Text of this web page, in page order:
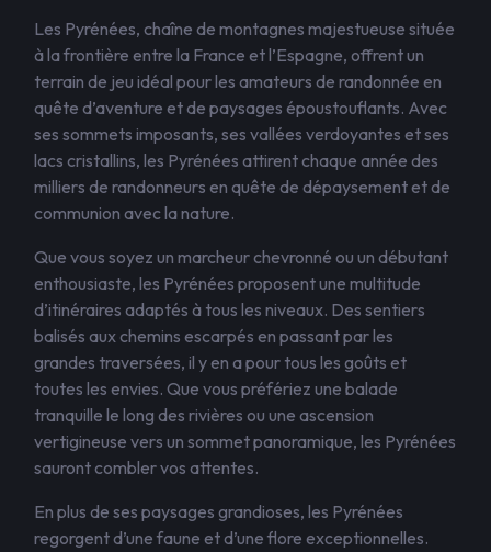
Les Pyrénées, chaîne de montagnes majestueuse située
à la frontière entre la France et l’Espagne, offrent un
terrain de jeu idéal pour les amateurs de randonnée en
quête d’aventure et de paysages époustouflants. Avec
ses sommets imposants, ses vallées verdoyantes et ses
lacs cristallins, les Pyrénées attirent chaque année des
milliers de randonneurs en quête de dépaysement et de
communion avec la nature.
Que vous soyez un marcheur chevronné ou un débutant
enthousiaste, les Pyrénées proposent une multitude
d’itinéraires adaptés à tous les niveaux. Des sentiers
balisés aux chemins escarpés en passant par les
grandes traversées, il y en a pour tous les goûts et
toutes les envies. Que vous préfériez une balade
tranquille le long des rivières ou une ascension
vertigineuse vers un sommet panoramique, les Pyrénées
sauront combler vos attentes.
En plus de ses paysages grandioses, les Pyrénées
regorgent d’une faune et d’une flore exceptionnelles.